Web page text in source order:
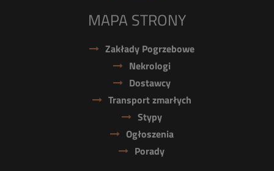
MAPA STRONY
Zakłady Pogrzebowe
Nekrologi
Dostawcy
Transport zmarłych
Stypy
Ogłoszenia
Porady